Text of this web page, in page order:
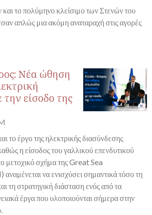
το πολύμηνο κλείσιμο των Στενών του
απλώς μια ακόμη αναταραχή στις αγορές
Νέα ώθηση
είσοδο της
το έργο της ηλεκτρικής διασύνδεσης
η είσοδος του γαλλικού επενδυτικού
σχήμα της Great Sea
να ενισχύσει σημαντικά τόσο τη
τη στρατηγική διάσταση ενός από τα
έργα που υλοποιούνται σήμερα στην